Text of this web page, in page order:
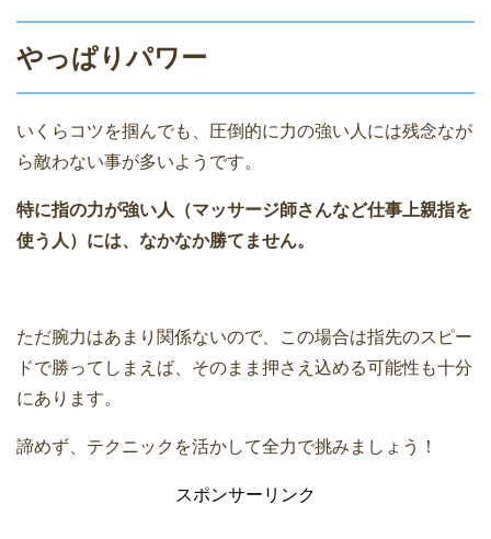
やっぱりパワー
いくらコツを掴んでも、圧倒的に力の強い人には残念なが
ら敵わない事が多いようです。
特に指の力が強い人（マッサージ師さんなど仕事上親指を
使う人）には、なかなか勝てません。
ただ腕力はあまり関係ないので、この場合は指先のスピー
ドで勝ってしまえば、そのまま押さえ込める可能性も十分
にあります。
諦めず、テクニックを活かして全力で挑みましょう！
スポンサーリンク